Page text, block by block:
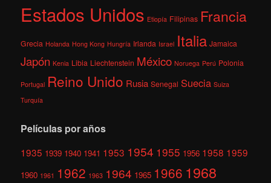
Estados Unidos Etiopía Filipinas Francia
Grecia Holanda Hong Kong Hungría Irlanda Israel Italia Jamaica
Japón Kenia Libia Liechtenstein México Noruega Perú Polonia
Portugal Reino Unido Rusia Senegal Suecia Suiza
Turquía
Películas por años
1935 1939 1940 1941 1953 1954 1955 1956 1958 1959
1960 1961 1962 1963 1964 1965 1966 1968